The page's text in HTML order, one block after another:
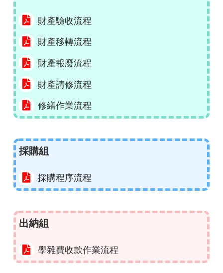
財產驗收流程
財產移轉流程
財產報廢流程
財產請修流程
修繕作業流程
採購組
採購程序流程
出納組
學雜費收款作業流程